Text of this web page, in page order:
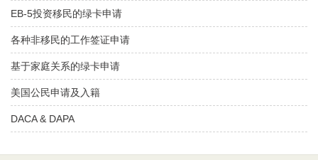
EB-5投资移民的绿卡申请
各种非移民的工作签证申请
基于家庭关系的绿卡申请
美国公民申请及入籍
DACA & DAPA